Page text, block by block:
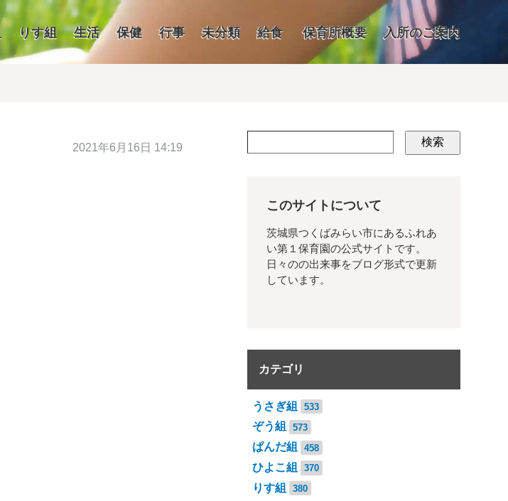
りす組 生活 保健 行事 未分類 給食 保育所概要 入所のご案内
2021年6月16日 14:19 検索
このサイトについて
茨城県つくばみらい市にあるふれあ
い第１保育園の公式サイトです。
日々のの出来事をブログ形式で更新
しています。
カテゴリ
うさぎ組 533
ぞう組 573
ぱんだ組 458
ひよこ組 370
りす組 380